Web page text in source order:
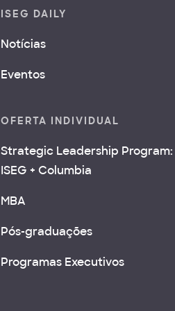
ISEG DAILY
Notícias
Eventos
OFERTA INDIVIDUAL
Strategic Leadership Program:
ISEG + Columbia
MBA
Pós-graduações
Programas Executivos